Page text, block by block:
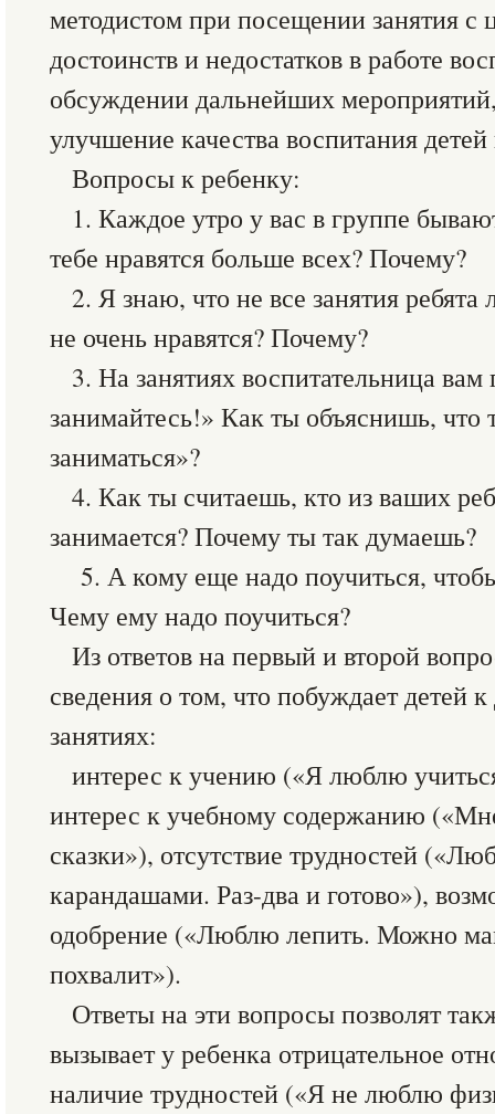
методистом при посещении занятия с
достоинств и недостатков в работе
обсуждении дальнейших
улучшение качества воспитания
Вопросы к ребенку:
1. Каждое утро у вас в группе
тебе нравятся больше всех? Почему?
2. Я знаю, что не все занятия ребята
не очень нравятся? Почему?
3. На занятиях воспитательница
занимайтесь!» Как ты объяснишь, что
заниматься»?
4. Как ты считаешь, кто из ваших
занимается? Почему ты так думаешь?
5. А кому еще надо поучиться,
Чему ему надо поучиться?
Из ответов на первый и второй
сведения о том, что побуждает детей
занятиях:
интерес к учению («Я люблю
интерес к учебному содержанию
сказки»), отсутствие трудностей
карандашами. Раз-два и готово»),
одобрение («Люблю лепить. Можно
похвалит»).
Ответы на эти вопросы позволят
вызывает у ребенка отрицательное
наличие трудностей («Я не люблю